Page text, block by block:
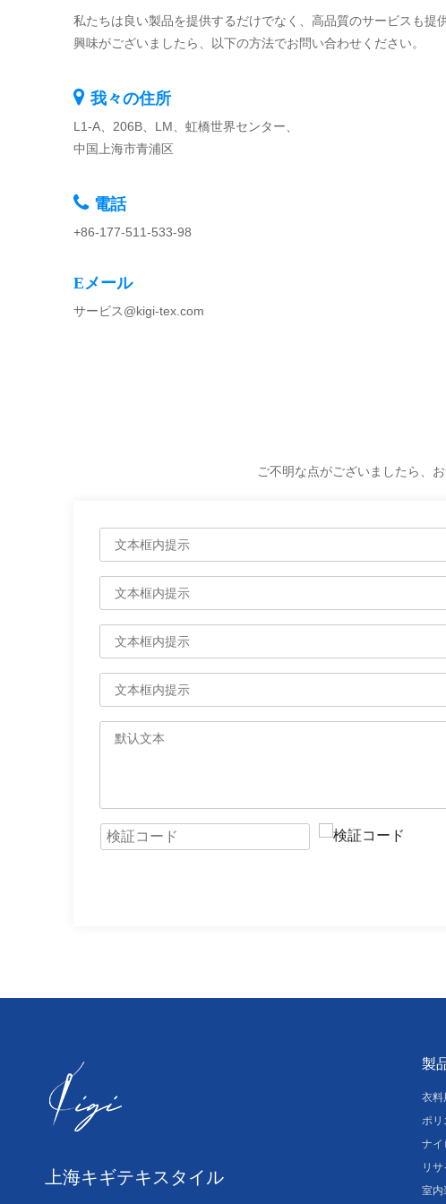
私たちは良い製品を提供するだけでなく、高品質のサービスも提
興味がございましたら、以下の方法でお問い合わせください。
 我々の住所
L1-A、206B、LM、虹橋世界センター、
中国上海市青浦区
 電話
+86-177-511-533-98
Eメール
サービス@kigi-tex.com
ご不明な点がございましたら、
上海キギテキスタイル
製
衣料
ポリ
ナイ
リ
室内